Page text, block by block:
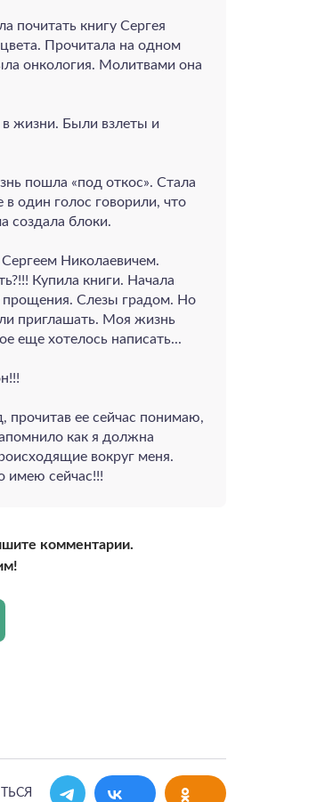
почитать книгу Сергея
Прочитала на одном
онкология. Молитвами она
в жизни. Были взлеты и
пошла «под откос». Стала
один голос говорили, что
создала блоки.
Николаевичем.
Купила книги. Начала
прощения. Слезы градом. Но
приглашать. Моя жизнь
еще хотелось написать...
прочитав ее сейчас понимаю,
как я должна
вокруг меня.
имею сейчас!!!
комментарии.